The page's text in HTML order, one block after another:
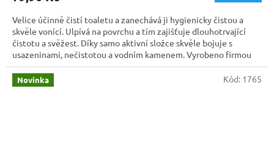
Velice účinně čistí toaletu a zanechává ji hygienicky čistou a
skvěle vonící. Ulpívá na povrchu a tím zajišťuje dlouhotrvající
čistotu a svěžest. Díky samo aktivní složce skvěle bojuje s
usazeninami, nečistotou a vodním kamenem. Vyrobeno firmou
Henkel.
Novinka Kód: 1765